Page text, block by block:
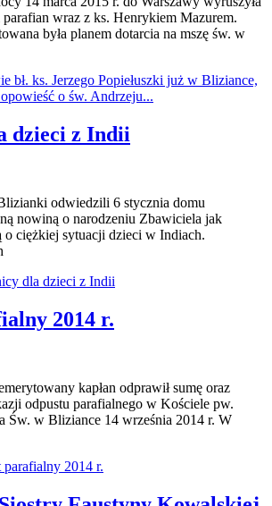
wraz z ks. Henrykiem Mazurem.
była planem dotarcia na mszę św. w
bł. ks. Jerzego Popiełuszki już w Bliziance,
o św. Andrzeju...
dzieci z Indii
odwiedzili 6 stycznia domu
nowiną o narodzeniu Zbawiciela jak
o ciężkiej sytuacji dzieci w Indiach.
dla dzieci z Indii
2014 r.
kapłan odprawił sumę oraz
odpustu parafialnego w Kościele pw.
Św. w Bliziance 14 września 2014 r. W
2014 r.